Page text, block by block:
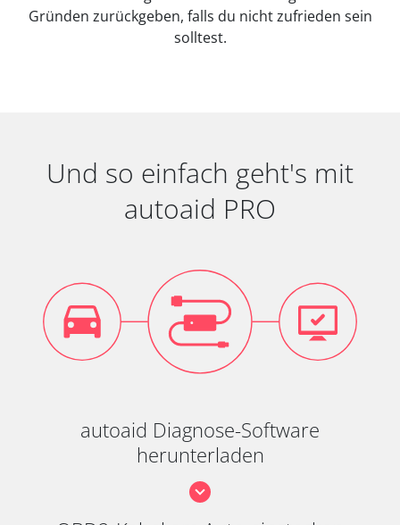
Gründen zurückgeben, falls du nicht zufrieden sein
solltest.
Und so einfach geht's mit
autoaid PRO
autoaid Diagnose-Software
herunterladen